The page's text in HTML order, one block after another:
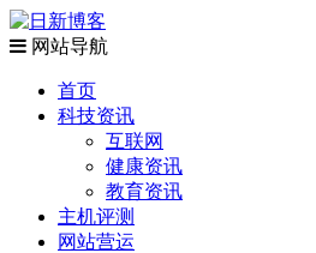
网站导航
首页
科技资讯
互联网
健康资讯
教育资讯
主机评测
网站营运